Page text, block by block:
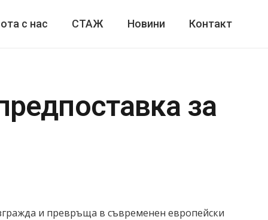
с нас СТАЖ Новини Контакт
за
и превръща в съвременен европейски